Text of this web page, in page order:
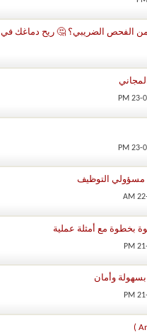
الفحص الضريبي؟ 🤔 ريح دماغك في 2026
مسؤولي التوظيف
بخطوة مع أمثلة عملية
وأمان